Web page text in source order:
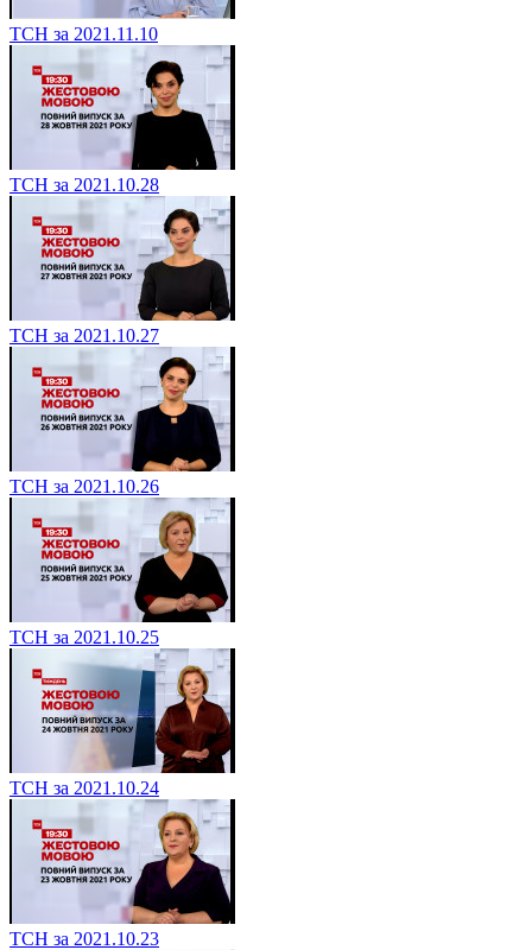
ТСН за 2021.11.10
ТСН за 2021.10.28
ТСН за 2021.10.27
ТСН за 2021.10.26
ТСН за 2021.10.25
ТСН за 2021.10.24
ТСН за 2021.10.23